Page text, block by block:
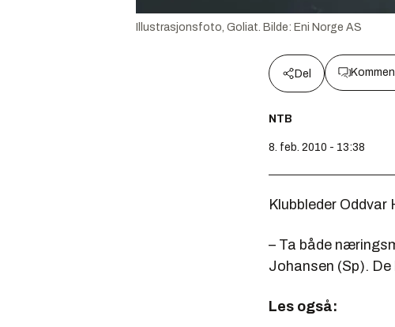
Illustrasjonsfoto, Goliat. Bilde: Eni Norge AS
Del
NTB
8. feb. 2010 - 13:38
Klubbleder Oddvar
– Ta både
Johansen (Sp). De
Les også: